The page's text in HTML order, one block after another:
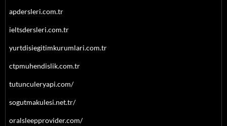
apdersleri.com.tr
ieltsdersleri.com.tr
yurtdisiegitimkurumlari.com.tr
ctpmuhendislik.com.tr
tutunculeryapi.com/
sogutmakulesi.net.tr/
oralsleepprovider.com/